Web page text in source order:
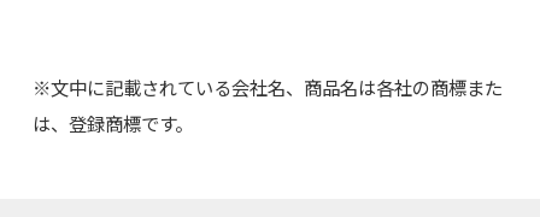
※文中に記載されている会社名、商品名は各社の商標また
は、登録商標です。